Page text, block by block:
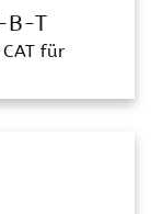
B-T
für